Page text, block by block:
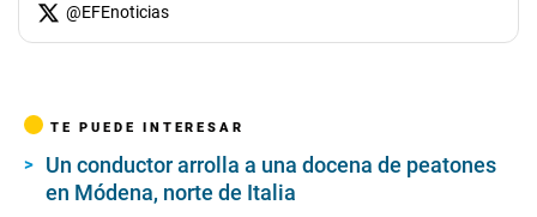
@EFEnoticias
TE PUEDE INTERESAR
Un conductor arrolla a una docena de peatones
en Módena, norte de Italia